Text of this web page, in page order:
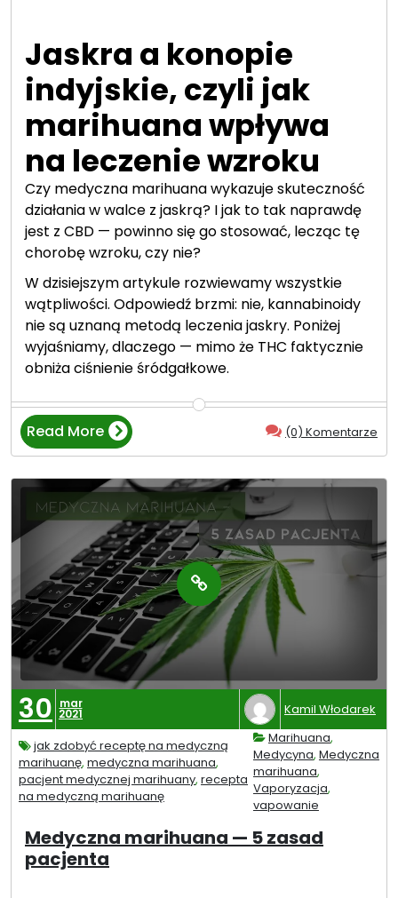
a
—
c
z
y
l
e
c
z
e
n
i
e
u
s
z
e
m
o
o
p
i
i
n
d
y
j
s
k
i
h
j
Jaskra a konopie
indyjskie, czyli jak
marihuana wpływa
na leczenie wzroku
Czy medyczna marihuana wykazuje skuteczność
działania w walce z jaskrą? I jak to tak naprawdę
jest z CBD — powinno się go stosować, lecząc tę
chorobę wzroku, czy nie?
W dzisiejszym artykule rozwiewamy wszystkie
wątpliwości. Odpowiedź brzmi: nie, kannabinoidy
nie są uznaną metodą leczenia jaskry. Poniżej
wyjaśniamy, dlaczego — mimo że THC faktycznie
obniża ciśnienie śródgałkowe.
Read More
“
J
a
k
a
k
o
n
p
i
e
—
d
l
c
z
(0) Komentarze
30 mar
2021 Kamil Włodarek
jak zdobyć receptę na medyczną
marihuanę, medyczna marihuana,
pacjent medycznej marihuany, recepta
na medyczną marihuanę
Marihuana,
Medycyna, Medyczna
marihuana,
Vaporyzacja,
vapowanie
Medyczna marihuana — 5 zasad
pacjenta